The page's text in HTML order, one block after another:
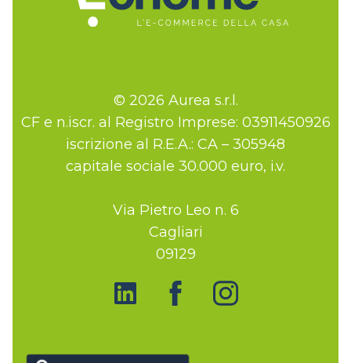
© 2026 Aurea s.r.l.
CF e n.iscr. al Registro Imprese: 03911450926
iscrizione al R.E.A.: CA – 305948
capitale sociale 30.000 euro, i.v.
Via Pietro Leo n. 6
Cagliari
09129